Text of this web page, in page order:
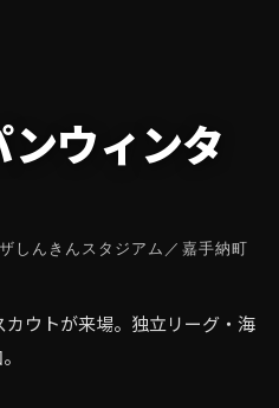
ウィンタ
しんきんスタジアム／嘉手納町
ウトが来場。独立リーグ・海